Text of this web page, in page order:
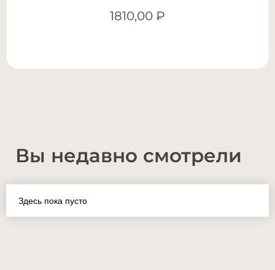
1810,00 ₽
Вы недавно смотрели
Здесь пока пусто